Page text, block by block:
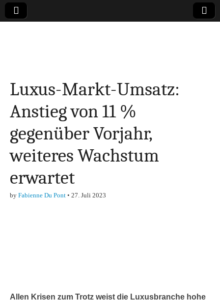
Finanzen,
Marketing-, Vertrieb-
& Investment-Tipps
Luxus-Markt-Umsatz:
Anstieg von 11 %
gegenüber Vorjahr,
weiteres Wachstum
erwartet
by Fabienne Du Pont • 27. Juli 2023
Allen Krisen zum Trotz weist die Luxusbranche hohe